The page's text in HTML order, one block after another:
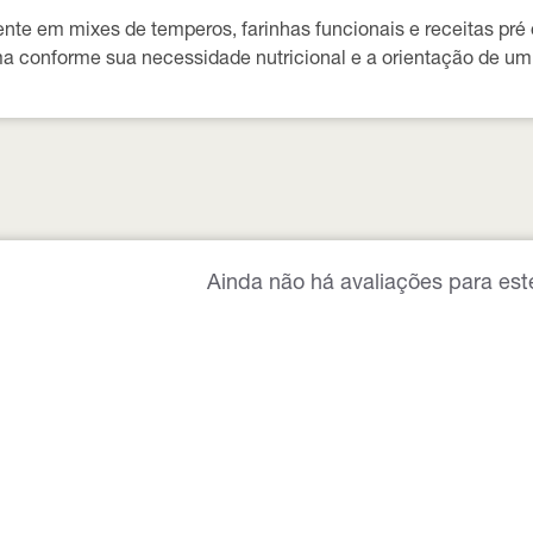
em mixes de temperos, farinhas funcionais e receitas
conforme sua necessidade nutricional e a orientação de
Ainda não há avaliações para